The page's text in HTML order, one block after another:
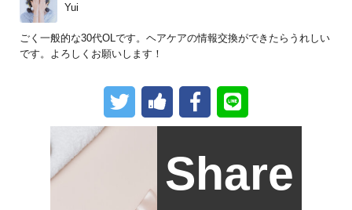
Yui
ごく一般的な30代OLです。ヘアケアの情報交換ができたらうれしい
です。よろしくお願いします！
Share